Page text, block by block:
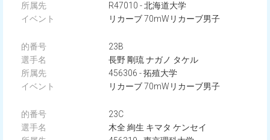
R47010 - 北海道大学
リカーブ 70mWリカーブ男子
23B
長野 剛琉 ナガノ タケル
456306 - 拓殖大学
リカーブ 70mWリカーブ男子
23C
木全 絢生 キマタ ケンセイ